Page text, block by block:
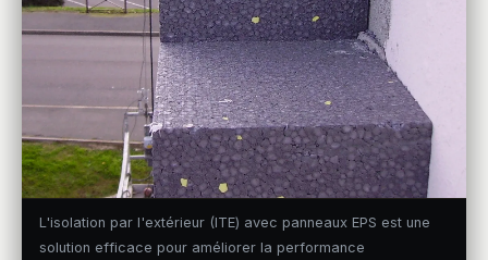
L'isolation par l'extérieur (ITE) avec panneaux EPS est une
solution efficace pour améliorer la performance